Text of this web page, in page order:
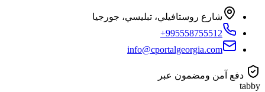
شارع روستافيلي، تبليسي، جورجيا
+995558755512
info@cportalgeorgia.com
دفع آمن ومضمون عبر
tabby